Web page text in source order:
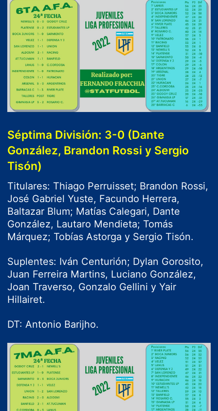
Séptima División: 3-0 (Dante
González, Brandon Rossi y Sergio
Tisón)
Titulares: Thiago Perruisset; Brandon Rossi,
José Gabriel Yuste, Facundo Herrera,
Baltazar Blum; Matías Calegari, Dante
González, Lautaro Mendieta; Tomás
Márquez; Tobías Astorga y Sergio Tisón.
Suplentes: Iván Centurión; Dylan Gorosito,
Juan Ferreira Martins, Luciano González,
Joan Traverso, Gonzalo Gellini y Yair
Hillairet.
DT: Antonio Barijho.